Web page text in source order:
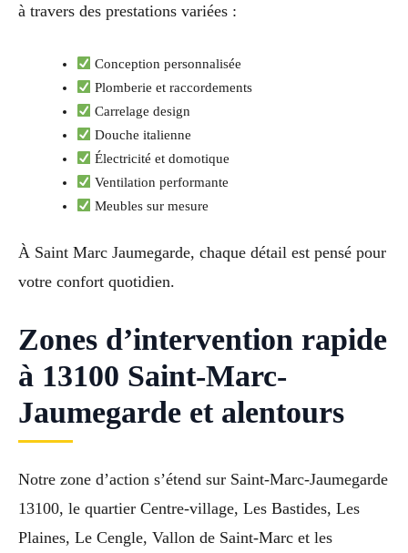
à travers des prestations variées :
Conception personnalisée
Plomberie et raccordements
Carrelage design
Douche italienne
Électricité et domotique
Ventilation performante
Meubles sur mesure
À Saint Marc Jaumegarde, chaque détail est pensé pour
votre confort quotidien.
Zones d’intervention rapide
à 13100 Saint-Marc-
Jaumegarde et alentours
Notre zone d’action s’étend sur Saint-Marc-Jaumegarde
13100, le quartier Centre-village, Les Bastides, Les
Plaines, Le Cengle, Vallon de Saint-Marc et les